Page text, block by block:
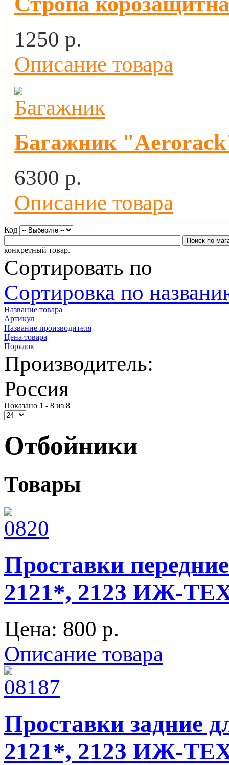
1250 p.
Описание товара
Багажник
6300 p.
Описание товара
Код
конкретный товар.
Сортировать по
Сортировка по
Название товара
Артикул
Название производителя
Цена товара
Порядок
Производитель:
Россия
Показано 1 - 8 из 8
Отбойники
Товары
Проставки
2121*, 2123 ИЖ-
Цена: 800 p.
Описание товара
Проставки задние
2121*, 2123 ИЖ-